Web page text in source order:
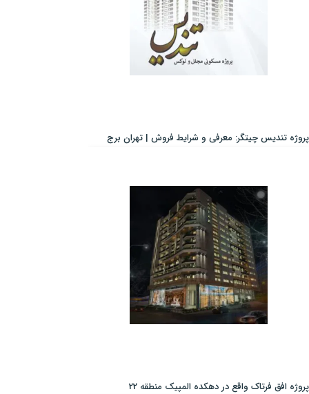
پروژه تندیس چیتگر: معرفی و شرایط فروش | تهران برج
پروژه افق فرتاک واقع در دهکده المپیک منطقه 22